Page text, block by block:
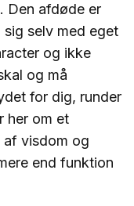
Den afdøde er
selv med eget
og ikke
og må
for dig, runder
her om et
visdom og
end funktion